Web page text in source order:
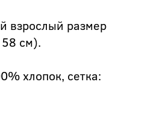
взрослый размер
см).
хлопок, сетка: